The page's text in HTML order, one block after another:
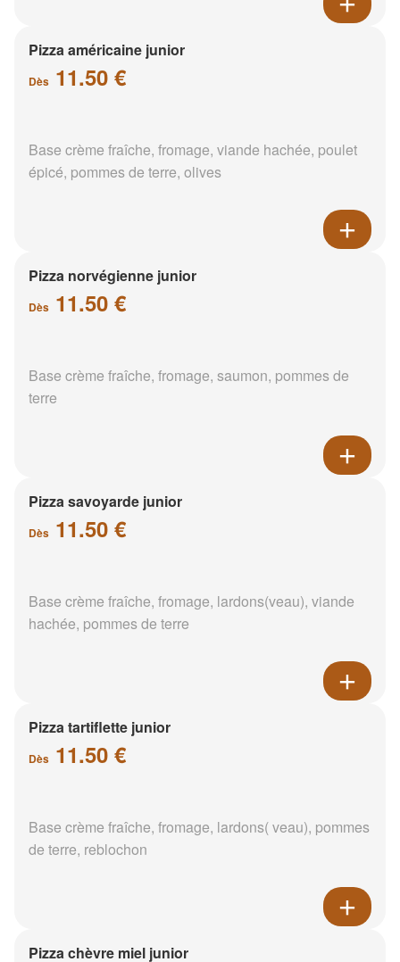
Pizza américaine junior
Dès 11.50 €
Base crème fraîche, fromage, viande hachée, poulet
épicé, pommes de terre, olives
Pizza norvégienne junior
Dès 11.50 €
Base crème fraîche, fromage, saumon, pommes de
terre
Pizza savoyarde junior
Dès 11.50 €
Base crème fraîche, fromage, lardons(veau), viande
hachée, pommes de terre
Pizza tartiflette junior
Dès 11.50 €
Base crème fraîche, fromage, lardons( veau), pommes
de terre, reblochon
Pizza chèvre miel junior